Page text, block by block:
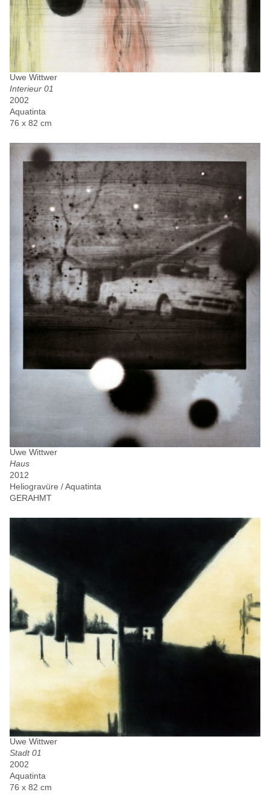
Uwe Wittwer
Interieur 01
2002
Aquatinta
76 x 82 cm
Uwe Wittwer
Haus
2012
Heliogravüre / Aquatinta
GERAHMT
Uwe Wittwer
Stadt 01
2002
Aquatinta
76 x 82 cm